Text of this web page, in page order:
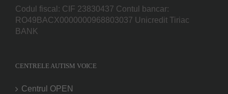
Codul fiscal: CIF 23830437 Contul bancar:
RO49BACX0000000968803037 Unicredit Tiriac
BANK
CENTRELE AUTISM VOICE
Centrul OPEN